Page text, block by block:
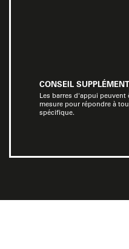
CONSEIL
Les barres d'appui
mesure pour répondre à
spécifique.